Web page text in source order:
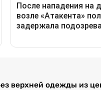
верхней одежды из